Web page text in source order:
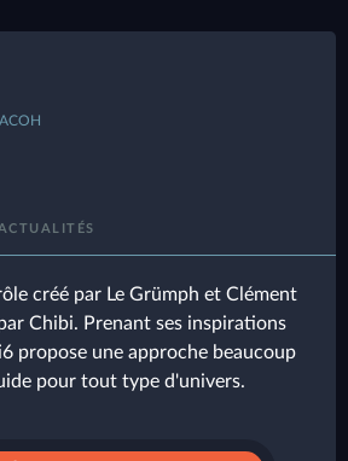
créé par Le Grümph et Clément
Chibi. Prenant ses inspirations
propose une approche beaucoup
pour tout type d'univers.